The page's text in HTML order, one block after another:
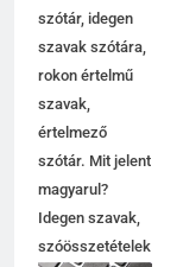
szótár, idegen
szavak szótára,
rokon értelmű
szavak,
értelmező
szótár. Mit jelent
magyarul?
Idegen szavak,
szóösszetételek
5